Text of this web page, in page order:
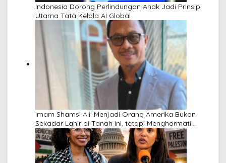
Indonesia Dorong Perlindungan Anak Jadi Prinsip
Utama Tata Kelola AI Global
Imam Shamsi Ali: Menjadi Orang Amerika Bukan
Sekadar Lahir di Tanah Ini, tetapi Menghormati
Perbedaan